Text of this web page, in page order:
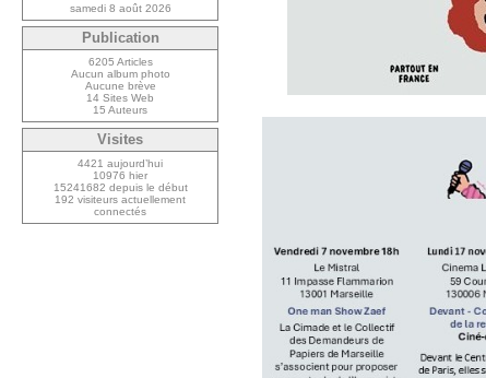
samedi 8 août 2026
Publication
6205 Articles
Aucun album photo
Aucune brève
14 Sites Web
15 Auteurs
Visites
4421 aujourd’hui
10976 hier
15241682 depuis le début
192 visiteurs actuellement
connectés